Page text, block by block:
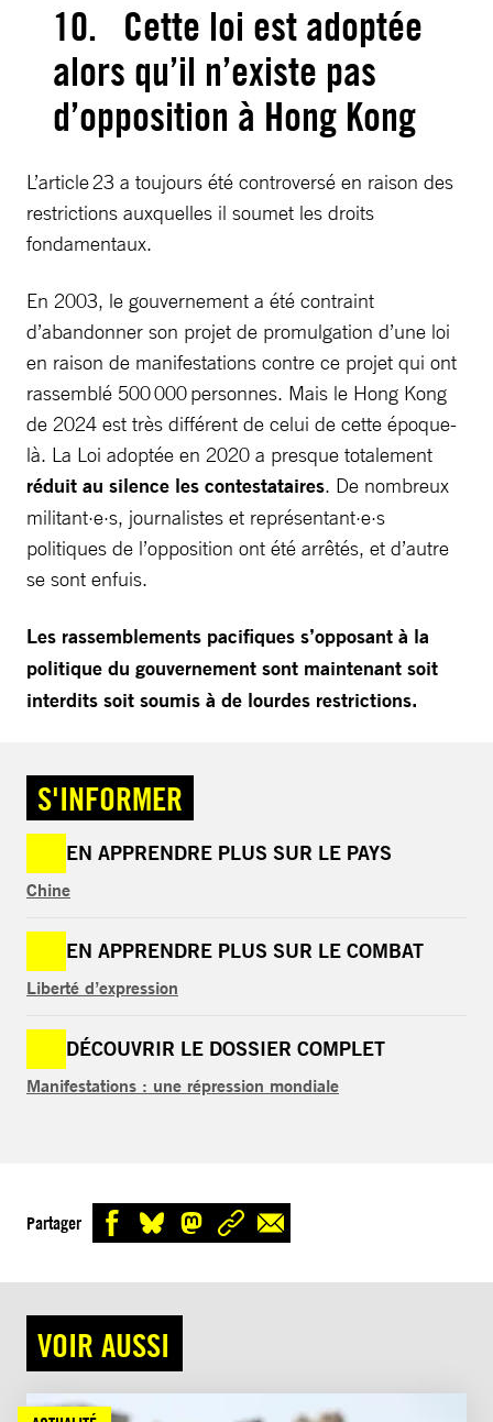
10. Cette loi est adoptée
alors qu’il n’existe pas
d’opposition à Hong Kong
L’article 23 a toujours été controversé en raison des
restrictions auxquelles il soumet les droits
fondamentaux.
En 2003, le gouvernement a été contraint
d’abandonner son projet de promulgation d’une loi
en raison de manifestations contre ce projet qui ont
rassemblé 500 000 personnes. Mais le Hong Kong
de 2024 est très différent de celui de cette époque-
là. La Loi adoptée en 2020 a presque totalement
réduit au silence les contestataires. De nombreux
militant·e·s, journalistes et représentant·e·s
politiques de l’opposition ont été arrêtés, et d’autre
se sont enfuis.
Les rassemblements pacifiques s’opposant à la
politique du gouvernement sont maintenant soit
interdits soit soumis à de lourdes restrictions.
S'INFORMER
EN APPRENDRE PLUS SUR LE PAYS
Chine
EN APPRENDRE PLUS SUR LE COMBAT
Liberté d’expression
DÉCOUVRIR LE DOSSIER COMPLET
Manifestations : une répression mondiale
Partager
VOIR AUSSI